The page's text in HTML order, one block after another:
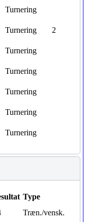
Turnering
Turnering
2
Turnering
Turnering
Turnering
Turnering
Turnering
Type
Træn./vensk.